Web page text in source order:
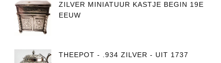
ZILVER MINIATUUR KASTJE BEGIN 19E
EEUW
THEEPOT - .934 ZILVER - UIT 1737